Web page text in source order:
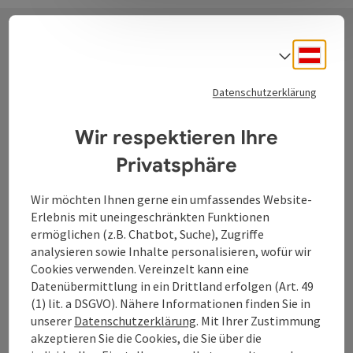
Tourismusverband Donauregion
Oberösterreich
WGD Donau Oberösterreich Tourismus
GmbH
Lindengasse 9
4040 Linz
+43 732 7277 - 888
Datenschutzerklärung
Wir respektieren Ihre
Privatsphäre
Wir möchten Ihnen gerne ein umfassendes Website-
Erlebnis mit uneingeschränkten Funktionen
ermöglichen (z.B. Chatbot, Suche), Zugriffe
analysieren sowie Inhalte personalisieren, wofür wir
Cookies verwenden. Vereinzelt kann eine
Datenübermittlung in ein Drittland erfolgen (Art. 49
(1) lit. a DSGVO). Nähere Informationen finden Sie in
unserer Datenschutzerklärung. Mit Ihrer Zustimmung
akzeptieren Sie die Cookies, die Sie über die